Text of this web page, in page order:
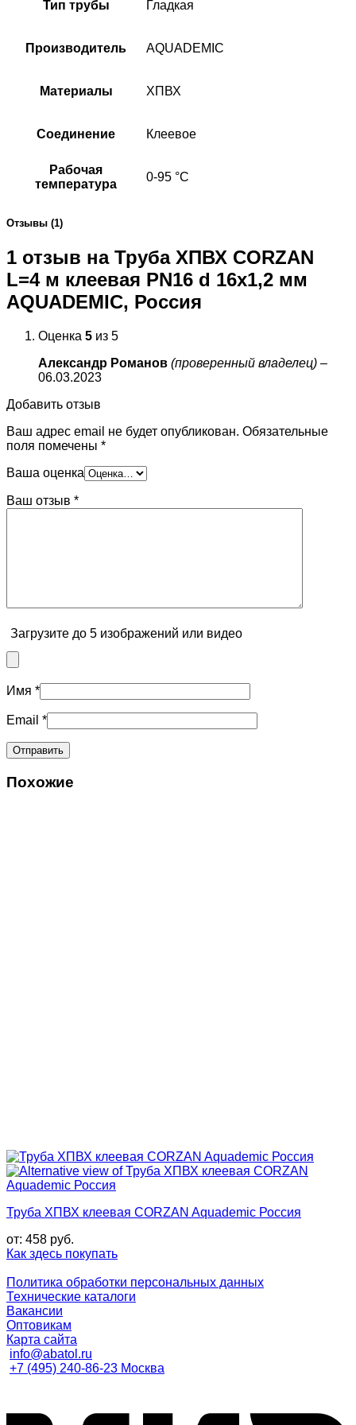
Тип трубы Гладкая
Производитель AQUADEMIC
Материалы ХПВХ
Соединение Клеевое
Рабочая
температура
0-95 °C
Отзывы (1)
1 отзыв на Труба ХПВХ CORZAN
L=4 м клеевая PN16 d 16х1,2 мм
AQUADEMIC, Россия
Оценка 5 из 5
Александр Романов (проверенный владелец) –
06.03.2023
Добавить отзыв
Ваш адрес email не будет опубликован. Обязательные
поля помечены *
Ваша оценка
Ваш отзыв *
Загрузите до 5 изображений или видео
Имя *
Email *
Похожие
Труба ХПВХ клеевая CORZAN Aquademic Россия
от: 458 руб.
Как здесь покупать
Политика обработки персональных данных
Технические каталоги
Вакансии
Оптовикам
Карта сайта
info@abatol.ru
+7 (495) 240-86-23 Москва